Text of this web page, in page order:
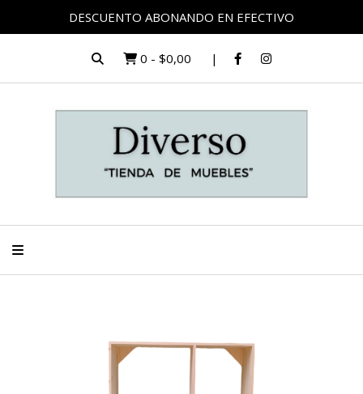
DESCUENTO ABONANDO EN EFECTIVO
0 - $0,00